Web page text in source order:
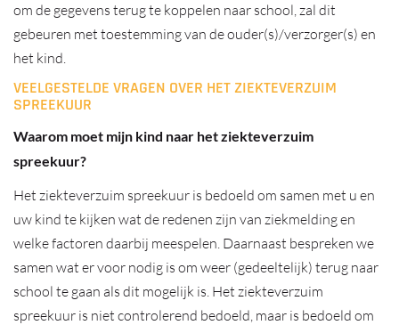
om de gegevens terug te koppelen naar school, zal dit
gebeuren met toestemming van de ouder(s)/verzorger(s) en
het kind.
VEELGESTELDE VRAGEN OVER HET ZIEKTEVERZUIM
SPREEKUUR
Waarom moet mijn kind naar het ziekteverzuim
spreekuur?
Het ziekteverzuim spreekuur is bedoeld om samen met u en
uw kind te kijken wat de redenen zijn van ziekmelding en
welke factoren daarbij meespelen. Daarnaast bespreken we
samen wat er voor nodig is om weer (gedeeltelijk) terug naar
school te gaan als dit mogelijk is. Het ziekteverzuim
spreekuur is niet controlerend bedoeld, maar is bedoeld om